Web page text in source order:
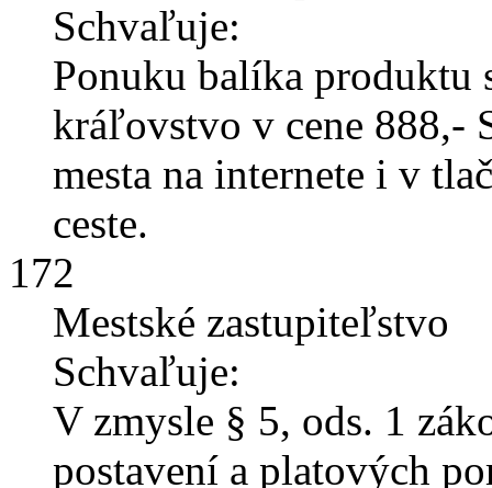
Schvaľuje:
Ponuku balíka produktu
kráľovstvo v cene 888,-
mesta na internete i v
ceste.
172
Mestské zastupiteľstvo
Schvaľuje:
V zmysle § 5, ods. 1
postavení a platových